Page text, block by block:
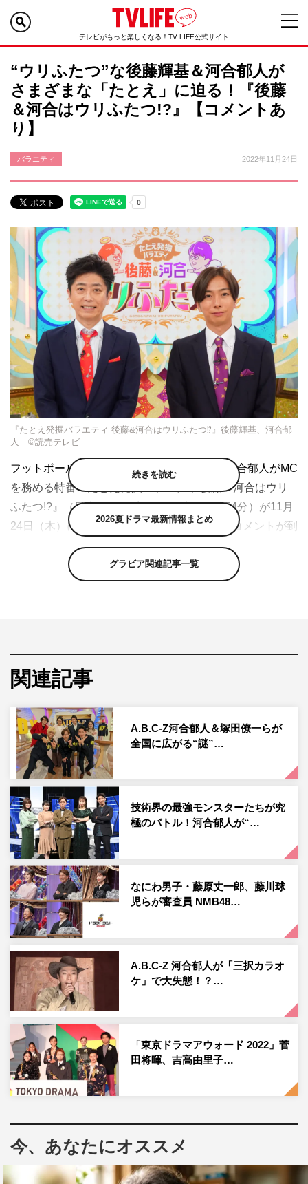
テレビがもっと楽しくなる！TV LIFE公式サイト
“ウリふたつ”な後藤輝基＆河合郁人が
さまざまな「たとえ」に迫る！『後藤
＆河合はウリふたつ!?』【コメントあ
り】
バラエティ 2022年11月24日
『たとえ発掘バラエティ 後藤&河合はウリふたつ⁉』後藤輝基、河合郁
人 ©読売テレビ
フットボールアワー・後藤輝基とA.B.C-Z・河合郁人がMC
を務める特番『たとえ発掘バラエティ 後藤＆河合はウリ
ふたつ!?』（日本テレビ系 午後9時～10時54分）が11月
24日（木）に放送。後藤と河合から収録後のコメントが到
この番組は、見た目が“ウリふたつ”な後藤と河合がさまざ
谷凪咲、Toshl（龍玄とし）、蛙亭、松本若菜が登場す
る。
秘話や日本全国で調査した珍しいご当地たとえの数々をク
イズで紹介。大喜利好きな芸人勢＆渋谷が名・珍回答連発
で新たな名たとえが生まれる。河合主演の「勘違いたとえ
ドラマ」や浜口京子＆草薙航基出演の「たとえ旅」など
「たとえ」尽くしの2時間SPとなる。
収録後MCコメント
◆『鼻からスイカ』の時から数え、5回目のMCコンビです
が、今回あらためていかがでしたか？
後藤：回を重ねて結構年月もたっていますが、その間に河
合君がバンバン忙しなって！最初の頃と全然違う。
河合：おかげさまで忙しいです。地方もレギュラー多く
て、今は、岩手、名古屋、大阪、熊本で持っていますか
ら。
後藤：百戦錬磨！
河合：いえいえ…。今回の収録ですが、もう5回目かとい
う感じです。初のゴールデンということだったんですが、
ってないですよね？昨年、僕と入れ替わって A.B.C-Zに入
っていただいたとき以来かな？久々にお会いできてうれし
かったです。
続きを読む
2026夏ドラマ最新情報まとめ
グラビア関連記事一覧
関連記事
A.B.C-Z河合郁人＆塚田僚一らが
全国に広がる“謎”…
技術界の最強モンスターたちが究
極のバトル！河合郁人が“…
なにわ男子・藤原丈一郎、藤川球
児らが審査員 NMB48…
A.B.C-Z 河合郁人が「三択カラオ
ケ」で大失態！？…
「東京ドラマアウォード 2022」菅
田将暉、吉高由里子…
今、あなたにオススメ